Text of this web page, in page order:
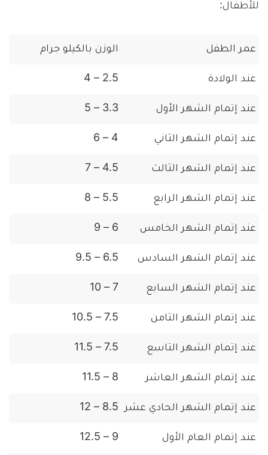
للأطفال:
عمر الطفل الوزن بالكيلو جرام
عند الولادة 2.5 – 4
عند إتمام الشهر الأول 3.3 – 5
عند إتمام الشهر الثاني 4 – 6
عند إتمام الشهر الثالث 4.5 – 7
عند إتمام الشهر الرابع 5.5 – 8
عند إتمام الشهر الخامس 6 – 9
عند إتمام الشهر السادس 6.5 – 9.5
عند إتمام الشهر السابع 7 – 10
عند إتمام الشهر الثامن 7.5 – 10.5
عند إتمام الشهر التاسع 7.5 – 11.5
عند إتمام الشهر العاشر 8 – 11.5
عند إتمام الشهر الحادي عشر 8.5 – 12
عند إتمام العام الأول 9 – 12.5